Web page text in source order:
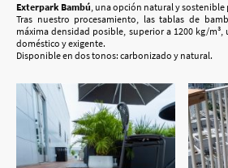
Exterpark Bambú, una opción natural y sostenible
Tras nuestro procesamiento, las tablas de
máxima densidad posible, superior a 1200 kg/m³,
doméstico y exigente.
Disponible en dos tonos: carbonizado y natural.